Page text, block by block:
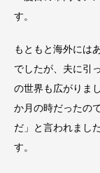
す。
もともと海外には
でしたが、夫に引
の世界も広がりま
か月の時だったの
だ」と言われまし
す。